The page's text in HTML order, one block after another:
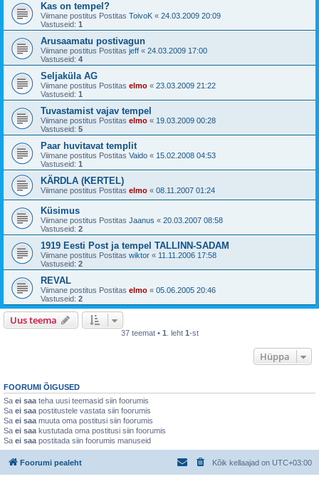
Kas on tempel?
Viimane postitus Postitas ToivoK « 24.03.2009 20:09
Vastuseid: 1
Arusaamatu postivagun
Viimane postitus Postitas jeff « 24.03.2009 17:00
Vastuseid: 4
Seljaküla AG
Viimane postitus Postitas elmo « 23.03.2009 21:22
Vastuseid: 1
Tuvastamist vajav tempel
Viimane postitus Postitas elmo « 19.03.2009 00:28
Vastuseid: 5
Paar huvitavat templit
Viimane postitus Postitas Vaido « 15.02.2008 04:53
Vastuseid: 1
KÄRDLA (KERTEL)
Viimane postitus Postitas elmo « 08.11.2007 01:24
Küsimus
Viimane postitus Postitas Jaanus « 20.03.2007 08:58
Vastuseid: 2
1919 Eesti Post ja tempel TALLINN-SADAM
Viimane postitus Postitas wiktor « 11.11.2006 17:58
Vastuseid: 2
REVAL
Viimane postitus Postitas elmo « 05.06.2005 20:46
Vastuseid: 2
Uus teema
37 teemat • 1 . leht 1-st
Hüppa
FOORUMI ÕIGUSED
Sa ei saa teha uusi teemasid siin foorumis
Sa ei saa postitustele vastata siin foorumis
Sa ei saa muuta oma postitusi siin foorumis
Sa ei saa kustutada oma postitusi siin foorumis
Sa ei saa postitada siin foorumis manuseid
Foorumi pealeht Kõik kellaajad on UTC+03:00